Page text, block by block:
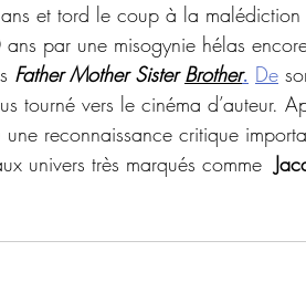
et tord le coup à la
par une misogynie hélas
Father Mother Sister Brother. De
tourné vers le cinéma d’auteur.
reconnaissance critique
univers très marqués comme